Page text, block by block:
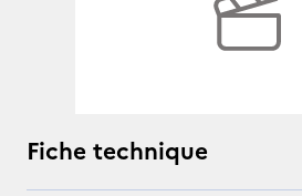
Fiche technique